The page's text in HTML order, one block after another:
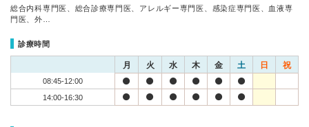
総合内科専門医、総合診療専門医、アレルギー専門医、感染症専門医、血液専
門医、外…
診療時間
月 火 水 木 金 土 日 祝
08:45-12:00
14:00-16:30